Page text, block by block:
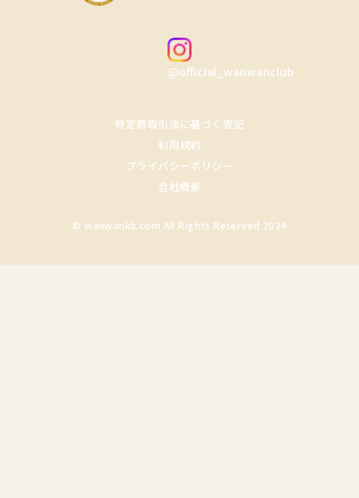
@official_wanwanclub
特定商取引法に基づく表記
利用規約
プライバシーポリシー
会社概要
© wanwankb.com All Rights Reserved 2024